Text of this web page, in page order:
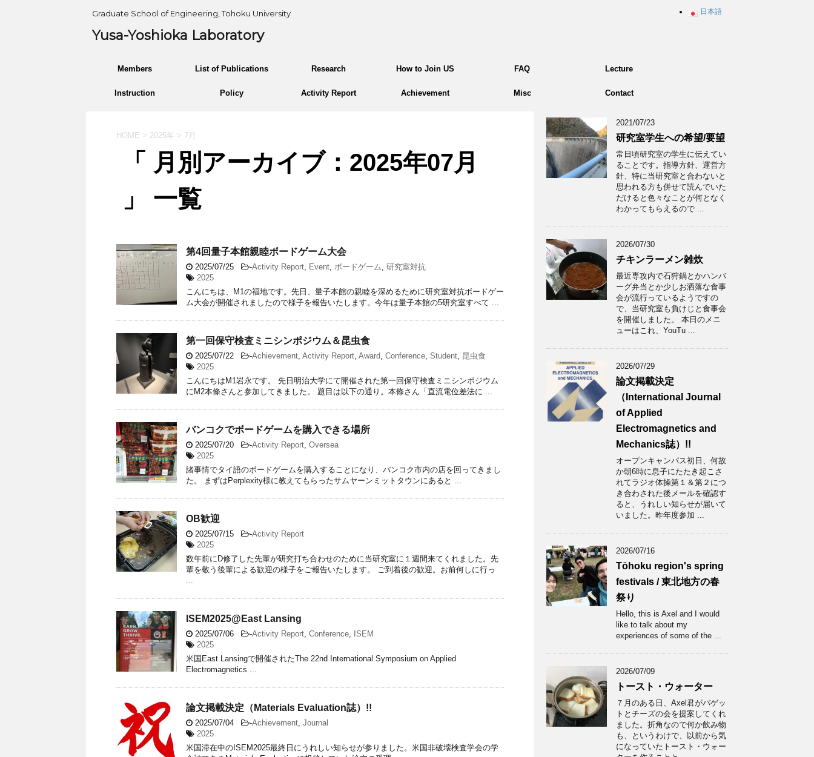
Graduate School of Engineering, Tohoku University
Yusa-Yoshioka Laboratory
日本語
Members List of Publications Research How to Join US FAQ Lecture
Instruction Policy Activity Report Achievement Misc Contact
HOME > 2025年 > 7月
「 月別アーカイブ：2025年07月
」 一覧
第4回量子本館親睦ボードゲーム大会
2025/07/25 -Activity Report, Event, ボードゲーム, 研究室対抗
2025
こんにちは、M1の福地です。先日、量子本館の親睦を深めるために研究室対抗ボードゲー
ム大会が開催されましたので様子を報告いたします。今年は量子本館の5研究室すべて ...
第一回保守検査ミニシンポジウム＆昆虫食
2025/07/22 -Achievement, Activity Report, Award, Conference, Student, 昆虫食
2025
こんにちはM1岩永です。 先日明治大学にて開催された第一回保守検査ミニシンポジウム
にM2本條さんと参加してきました。 題目は以下の通り。本條さん「直流電位差法に ...
バンコクでボードゲームを購入できる場所
2025/07/20 -Activity Report, Oversea
2025
諸事情でタイ語のボードゲームを購入することになり、バンコク市内の店を回ってきまし
た。 まずはPerplexity様に教えてもらったサムヤーンミットタウンにあると ...
OB歓迎
2025/07/15 -Activity Report
2025
数年前にD修了した先輩が研究打ち合わせのために当研究室に１週間来てくれました。先
輩を敬う後輩による歓迎の様子をご報告いたします。 ご到着後の歓迎。お前何しに行っ
...
ISEM2025@East Lansing
2025/07/06 -Activity Report, Conference, ISEM
2025
米国East Lansingで開催されたThe 22nd International Symposium on Applied
Electromagnetics ...
論文掲載決定（Materials Evaluation誌）!!
2025/07/04 -Achievement, Journal
2025
米国滞在中のISEM2025最終日にうれしい知らせが参りました。米国非破壊検査学会の学
2021/07/23
研究室学生への希望/要望
常日頃研究室の学生に伝えてい
ることです。指導方針、運営方
針、特に当研究室と合わないと
思われる方も併せて読んでいた
だけると色々なことが何となく
わかってもらえるので ...
2026/07/30
チキンラーメン雑炊
最近専攻内で石狩鍋とかハンバ
ーグ弁当とか少しお洒落な食事
会が流行っているようですの
で、当研究室も負けじと食事会
を開催しました。 本日のメニ
ューはこれ、YouTu ...
2026/07/29
論文掲載決定
（International Journal
of Applied
Electromagnetics and
Mechanics誌）!!
オープンキャンパス初日、何故
か朝6時に息子にたたき起こさ
れてラジオ体操第１＆第２につ
き合わされた後メールを確認す
ると、うれしい知らせが届いて
いました。昨年度参加 ...
2026/07/16
Tōhoku region's spring
festivals / 東北地方の春
祭り
Hello, this is Axel and I would
like to talk about my
experiences of some of the ...
2026/07/09
トースト・ウォーター
７月のある日、Axel君がバゲッ
トとチーズの会を提案してくれ
ました。折角なので何か飲み物
も、というわけで、以前から気
になっていたトースト・ウォー